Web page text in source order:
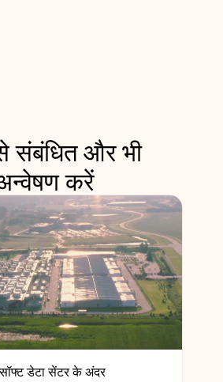
संबंधित और भी
करें
डेटा सेंटर के अंदर